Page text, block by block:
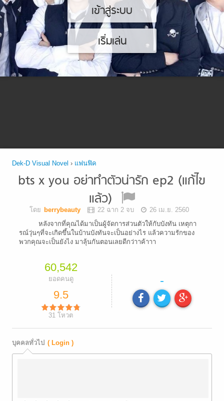
เข้าสู่ระบบ
เริ่มเล่น
Dek-D Visual Novel › แฟนฟิค
bts x you อย่าทำตัวน่ารัก ep2 (แก้ไข
แล้ว)
โดย berrybeauty 22 ฉาก 2 จบ
26 เม.ย. 2560
หลังจากที่คุณได้มาเป็นผู้จัดการส่วนตัวให้กับบังทัน เหตุกา
รณ์วุ่นๆที่จะเกิดขึ้นในบ้านบังทันจะเป็นอย่างไร แล้วความรักของ
พวกคุณจะเป็นยังไง มาลุ้นกันตอนเลยดีกว่าาค้าาา
60,542
ยอดคนดู
9.5
31 โหวต
-
บุคคลทั่วไป ( Login )